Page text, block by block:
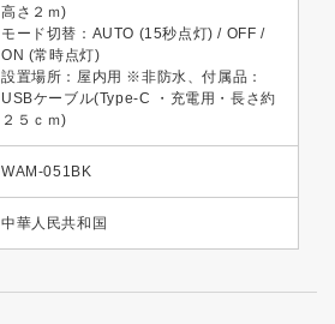
高さ２ｍ)
モード切替：AUTO (15秒点灯) / OFF /
ON (常時点灯)
設置場所：屋内用 ※非防水、付属品：
USBケーブル(Type-C ・充電用・長さ約
２５ｃｍ)
WAM-051BK
中華人民共和国